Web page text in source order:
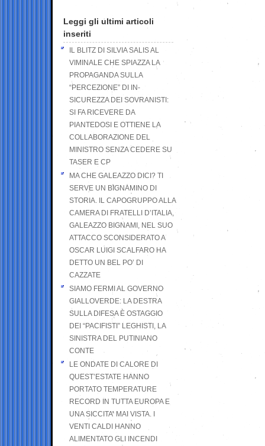
Leggi gli ultimi articoli
inseriti
IL BLITZ DI SILVIA SALIS AL
VIMINALE CHE SPIAZZA LA
PROPAGANDA SULLA
“PERCEZIONE” DI IN-
SICUREZZA DEI SOVRANISTI:
SI FA RICEVERE DA
PIANTEDOSI E OTTIENE LA
COLLABORAZIONE DEL
MINISTRO SENZA CEDERE SU
TASER E CP
MA CHE GALEAZZO DICI? TI
SERVE UN BIGNAMINO DI
STORIA. IL CAPOGRUPPO ALLA
CAMERA DI FRATELLI D’ITALIA,
GALEAZZO BIGNAMI, NEL SUO
ATTACCO SCONSIDERATO A
OSCAR LUIGI SCALFARO HA
DETTO UN BEL PO’ DI
CAZZATE
SIAMO FERMI AL GOVERNO
GIALLOVERDE: LA DESTRA
SULLA DIFESA È OSTAGGIO
DEI “PACIFISTI” LEGHISTI, LA
SINISTRA DEL PUTINIANO
CONTE
LE ONDATE DI CALORE DI
QUEST’ESTATE HANNO
PORTATO TEMPERATURE
RECORD IN TUTTA EUROPA E
UNA SICCITA’ MAI VISTA. I
VENTI CALDI HANNO
ALIMENTATO GLI INCENDI